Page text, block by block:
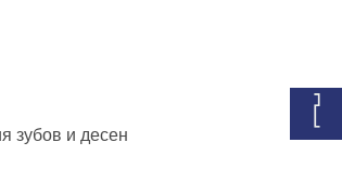
зубов и десен